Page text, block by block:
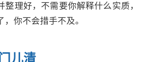
理好，不需要你解释什么实质，
你不会措手不及。
儿清